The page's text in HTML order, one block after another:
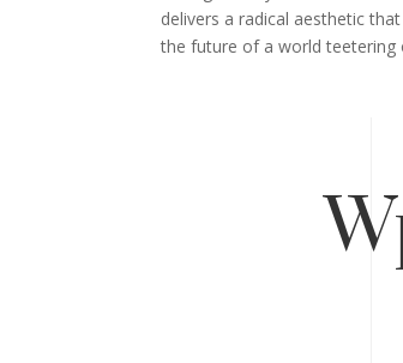
delivers a radical aesthetic
the future of a world teetering